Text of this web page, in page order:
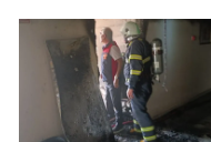
Soruşturma Talebi